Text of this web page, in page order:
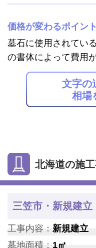
価格が変わるポイント
墓石に使用されてい
の書体によって費用
文字の
相場
北海道の施
三笠市・新規建立
工事内容： 新規建立
墓地面積： 1㎡